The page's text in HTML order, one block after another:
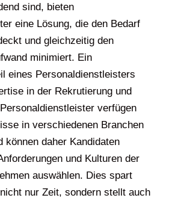
sind, bieten
eine Lösung, die den Bedarf
und gleichzeitig den
minimiert. Ein
eines Personaldienstleisters
in der Rekrutierung und
verfügen
in verschiedenen Branchen
können daher Kandidaten
und Kulturen der
auswählen. Dies spart
nur Zeit, sondern stellt auch